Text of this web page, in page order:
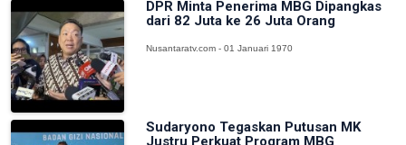
DPR Minta Penerima MBG Dipangkas
dari 82 Juta ke 26 Juta Orang
Nusantaratv.com - 01 Januari 1970
Sudaryono Tegaskan Putusan MK
Justru Perkuat Program MBG